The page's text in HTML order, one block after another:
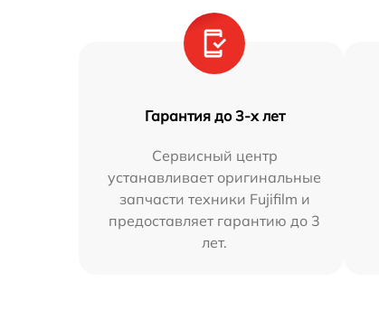
Гарантия до 3-х лет
Сервисный центр
устанавливает оригинальные
запчасти техники Fujifilm и
предоставляет гарантию до 3
лет.